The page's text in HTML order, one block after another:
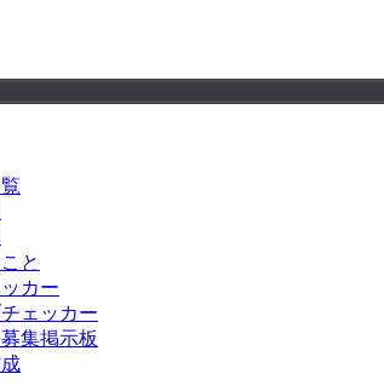
と
カー
ェッカー
集掲示板